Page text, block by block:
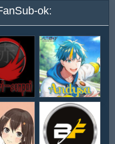
ok: